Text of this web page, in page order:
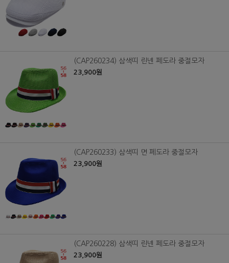
(CAP260234) 삼색띠 린넨 페도라 중절모자
23,900원
(CAP260233) 삼색띠 면 페도라 중절모자
23,900원
(CAP260228) 삼색띠 린넨 페도라 중절모자
23,900원